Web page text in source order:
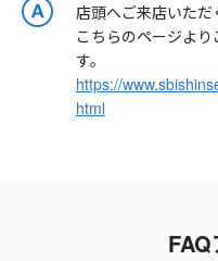
店頭へご来店いただ
こちらのページよ
す。
https://
html